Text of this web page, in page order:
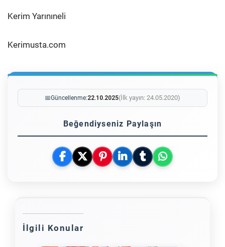
Kerim Yarınıneli
Kerimusta.com
📅Güncellenme:22.10.2025(İlk yayın: 24.05.2020)
Beğendiyseniz Paylaşın
İlgili Konular